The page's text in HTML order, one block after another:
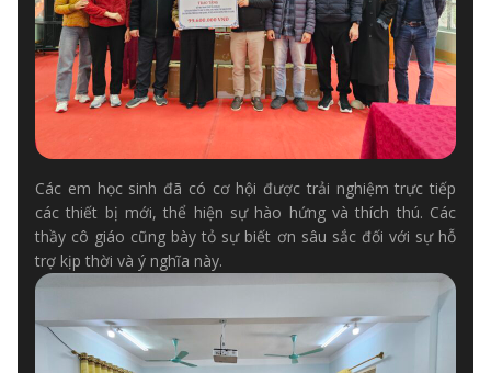
Các em học sinh đã có cơ hội được trải nghiệm trực tiếp
các thiết bị mới, thể hiện sự hào hứng và thích thú. Các
thầy cô giáo cũng bày tỏ sự biết ơn sâu sắc đối với sự hỗ
trợ kịp thời và ý nghĩa này.